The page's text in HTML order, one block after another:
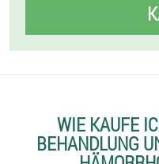
WIE KAUFE
BEHANDLUNG